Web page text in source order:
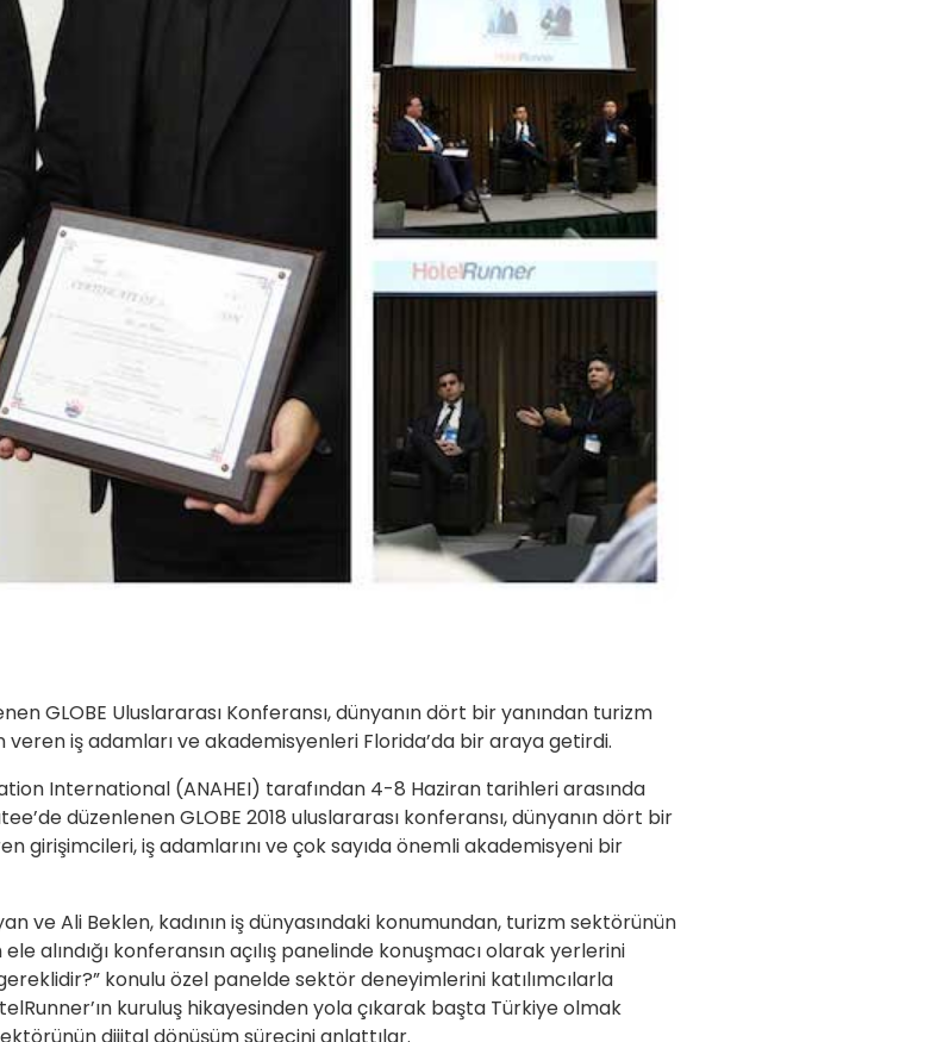
GLOBE Uluslararası Konferansı, dünyanın dört bir yanından turizm
iş adamları ve akademisyenleri Florida’da bir araya getirdi.
International (ANAHEI) tarafından 4-8 Haziran tarihleri arasında
düzenlenen GLOBE 2018 uluslararası konferansı, dünyanın dört bir
girişimcileri, iş adamlarını ve çok sayıda önemli akademisyeni bir
ve Ali Beklen, kadının iş dünyasındaki konumundan, turizm sektörünün
alındığı konferansın açılış panelinde konuşmacı olarak yerlerini
konulu özel panelde sektör deneyimlerini katılımcılarla
kuruluş hikayesinden yola çıkarak başta Türkiye olmak